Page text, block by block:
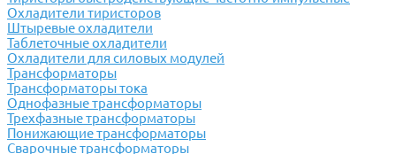
Охладители тиристоров
Штыревые охладители
Таблеточные охладители
Охладители для силовых модулей
Трансформаторы
Трансформаторы тока
Однофазные трансформаторы
Трехфазные трансформаторы
Понижающие трансформаторы
Сварочные трансформаторы